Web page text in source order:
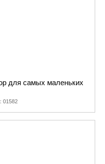
для самых маленьких
01582